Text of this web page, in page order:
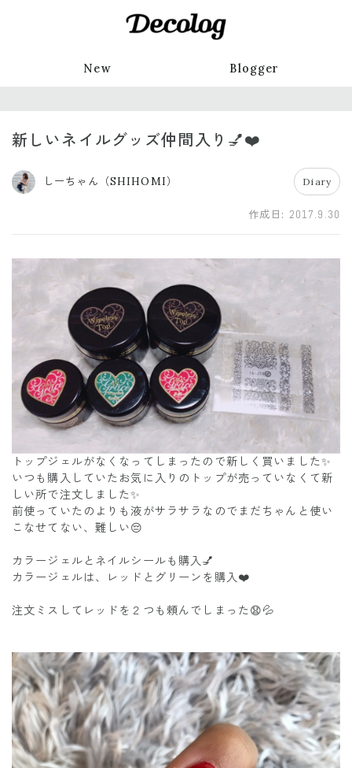
New Blogger
新しいネイルグッズ仲間入り💅❤️
しーちゃん（SHIHOMI） Diary
作成日: 2017.9.30
トップジェルがなくなってしまったので新しく買いました✨
いつも購入していたお気に入りのトップが売っていなくて新
しい所で注文しました✨
前使っていたのよりも液がサラサラなのでまだちゃんと使い
こなせてない、難しい😔
カラージェルとネイルシールも購入💅
カラージェルは、レッドとグリーンを購入❤️
注文ミスしてレッドを２つも頼んでしまった😧💦